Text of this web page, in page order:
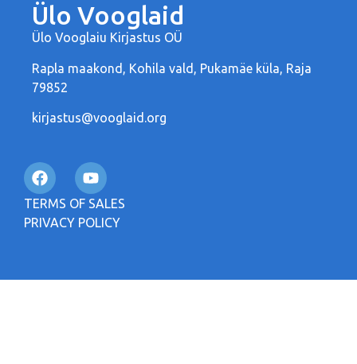
Ülo Vooglaid
Ülo Vooglaiu Kirjastus OÜ
Rapla maakond, Kohila vald, Pukamäe küla, Raja
79852
kirjastus@vooglaid.org
TERMS OF SALES
PRIVACY POLICY